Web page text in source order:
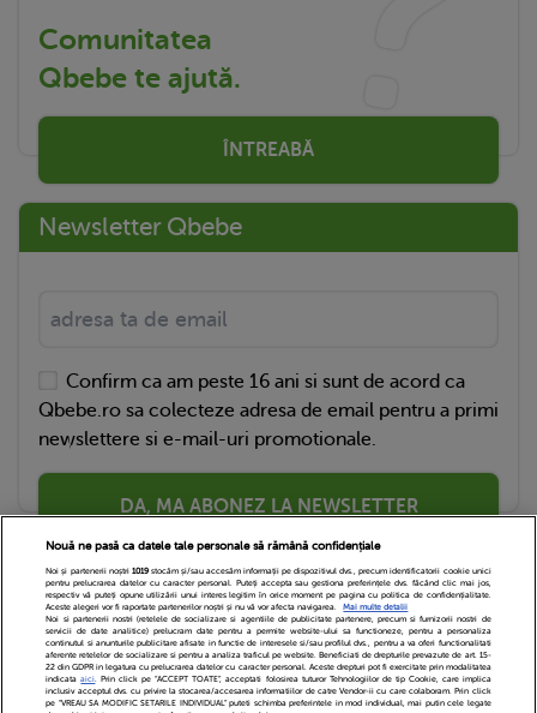
Comunitatea
Qbebe te ajută.
ÎNTREABĂ
Newsletter Qbebe
Confirm ca am peste 16 ani si sunt de acord ca
Qbebe.ro sa colecteze adresa de email pentru a primi
newslettere si e-mail-uri promotionale.
DA, MA ABONEZ LA NEWSLETTER
Echipa Editoriala Newsletter Contact
Nouă ne pasă ca datele tale personale să rămână confidențiale
Noi și partenerii noștri 1019stocăm și/sau accesăm informații pe dispozitivul dvs., precum identificatorii cookie unici
pentru prelucrarea datelor cu caracter personal. Puteți accepta sau gestiona preferințele dvs. făcând clic mai jos,
respectiv vă puteți opune utilizării unui interes legitim în orice moment pe pagina cu politica de confidențialitate.
Aceste alegeri vor fi raportate partenerilor noștri și nu vă vor afecta navigarea.
Mai multe detalii
Noi si partenerii nostri (retelele de socializare si agentiile de publicitate partenere, precum si furnizorii nostri de
servicii de date analitice) prelucram date pentru a permite website-ului sa functioneze, pentru a personaliza
continutul si anunturile publicitare afisate in functie de interesele si/sau profilul dvs., pentru a va oferi functionalitati
aferente retelelor de socializare si pentru a analiza traficul pe website. Beneficiati de drepturile prevazute de art. 15-
22 din GDPR in legatura cu prelucrarea datelor cu caracter personal. Aceste drepturi pot fi exercitate prin modalitatea
indicataaici. Prin click pe “ACCEPT TOATE”, acceptati folosirea tuturor Tehnologiilor de tip Cookie, care implica
inclusiv acceptul dvs. cu privire la stocarea/accesarea informatiilor de catre Vendor-ii cu care colaboram. Prin click
pe “VREAU SA MODIFIC SETARILE INDIVIDUAL” puteti schimba preferintele in mod individual, mai putin cele legate